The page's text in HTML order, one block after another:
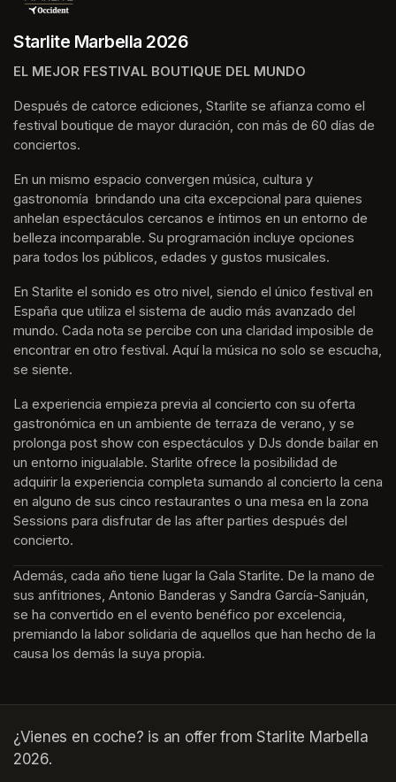
Starlite Marbella 2026
EL MEJOR FESTIVAL BOUTIQUE DEL MUNDO
Después de catorce ediciones, Starlite se afianza como el
festival boutique de mayor duración, con más de 60 días de
conciertos.
En un mismo espacio convergen música, cultura y
gastronomía  brindando una cita excepcional para quienes
anhelan espectáculos cercanos e íntimos en un entorno de
belleza incomparable. Su programación incluye opciones
para todos los públicos, edades y gustos musicales.
En Starlite el sonido es otro nivel, siendo el único festival en
España que utiliza el sistema de audio más avanzado del
mundo. Cada nota se percibe con una claridad imposible de
encontrar en otro festival. Aquí la música no solo se escucha,
se siente.
La experiencia empieza previa al concierto con su oferta
gastronómica en un ambiente de terraza de verano, y se
prolonga post show con espectáculos y DJs donde bailar en
un entorno inigualable. Starlite ofrece la posibilidad de
adquirir la experiencia completa sumando al concierto la cena
en alguno de sus cinco restaurantes o una mesa en la zona
Sessions para disfrutar de las after parties después del
concierto.
Además, cada año tiene lugar la Gala Starlite. De la mano de
sus anfitriones, Antonio Banderas y Sandra García-Sanjuán,
se ha convertido en el evento benéfico por excelencia,
premiando la labor solidaria de aquellos que han hecho de la
causa los demás la suya propia.
¿Vienes en coche? is an offer from Starlite Marbella
2026.